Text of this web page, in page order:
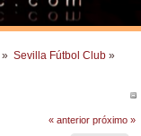
» Sevilla Fútbol Club »
« anterior próximo »